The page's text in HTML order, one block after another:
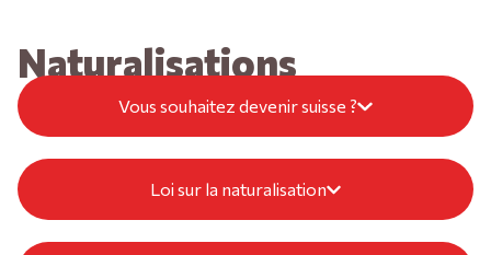
Naturalisations
Vous souhaitez devenir suisse ?
Loi sur la naturalisation